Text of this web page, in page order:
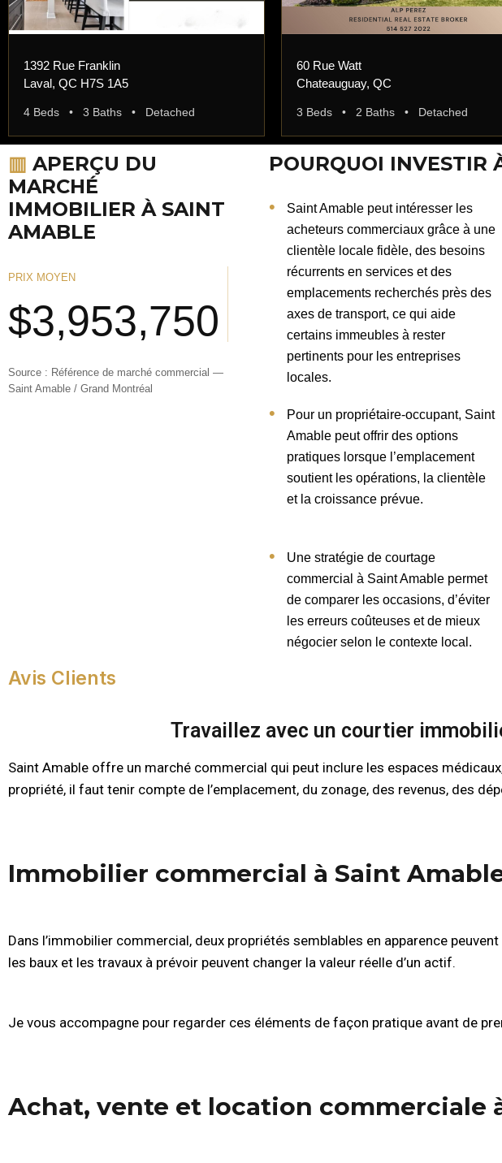
1392 Rue Franklin
Laval, QC H7S 1A5
4 Beds • 3 Baths • Detached
60 Rue Watt
Chateauguay, QC
3 Beds • 2 Baths • Detached
▥ APERÇU DU
MARCHÉ
IMMOBILIER À SAINT
AMABLE
PRIX MOYEN
$3,953,750
Source : Référence de marché commercial —
Saint Amable / Grand Montréal
POURQUOI INVESTIR
Saint Amable peut intéresser les
acheteurs commerciaux grâce à une
clientèle locale fidèle, des besoins
récurrents en services et des
emplacements recherchés près des
axes de transport, ce qui aide
certains immeubles à rester
pertinents pour les entreprises
locales.
Pour un propriétaire-occupant, Saint
Amable peut offrir des options
pratiques lorsque l’emplacement
soutient les opérations, la clientèle
et la croissance prévue.
Une stratégie de courtage
commercial à Saint Amable permet
de comparer les occasions, d’éviter
les erreurs coûteuses et de mieux
négocier selon le contexte local.
Avis Clients
Travaillez avec un courtier
Saint Amable offre un marché commercial qui peut inclure les espaces
propriété, il faut tenir compte de l’emplacement, du zonage, des revenus, des
Immobilier commercial à Saint
Dans l’immobilier commercial, deux propriétés semblables en apparence
les baux et les travaux à prévoir peuvent changer la valeur réelle d’un actif.
Je vous accompagne pour regarder ces éléments de façon pratique avant de
Achat, vente et location commerciale